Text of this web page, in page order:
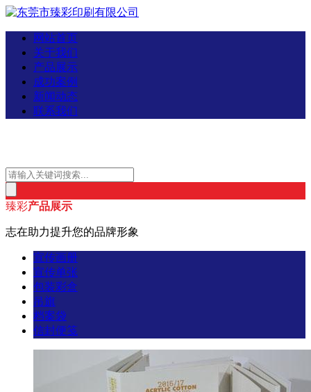
网站首页
关于我们
产品展示
成功案例
新闻动态
联系我们
臻彩产品展示
志在助力提升您的品牌形象
宣传画册
宣传单张
包装彩盒
吊旗
档案袋
信封便笺